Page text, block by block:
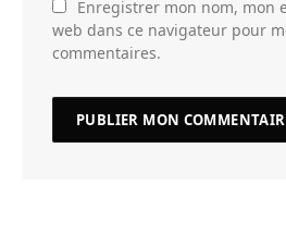
Enregistrer mon nom, mon
web dans ce navigateur pour
commentaires.